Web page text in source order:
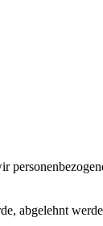
abgelehnt